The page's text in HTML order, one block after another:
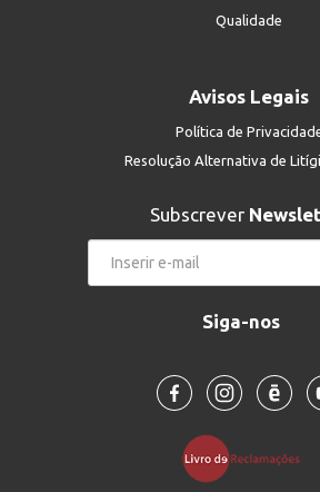
Qualidade
Avisos Legais
Política de
Resolução Alternativa de
Subscrever
Siga-nos